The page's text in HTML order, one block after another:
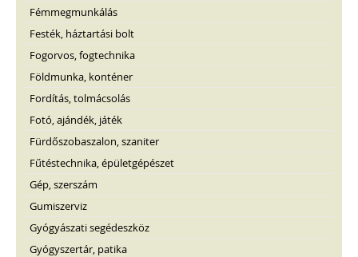
Fémmegmunkálás
Festék, háztartási bolt
Fogorvos, fogtechnika
Földmunka, konténer
Fordítás, tolmácsolás
Fotó, ajándék, játék
Fürdőszobaszalon, szaniter
Fűtéstechnika, épületgépészet
Gép, szerszám
Gumiszerviz
Gyógyászati segédeszköz
Gyógyszertár, patika